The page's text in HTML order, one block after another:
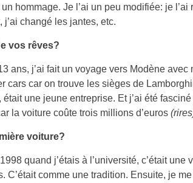
hommage. Je l’ai un peu modifiée: je l’ai
j’ai changé les jantes, etc.
vos rêves?
ans, j’ai fait un voyage vers Modène avec
cars car on trouve les sièges de
était une jeune entreprise. Et j’ai été
la voiture coûte trois millions d’euros
voiture?
quand j’étais à l’université, c’était une
C’était comme une tradition. Ensuite, je